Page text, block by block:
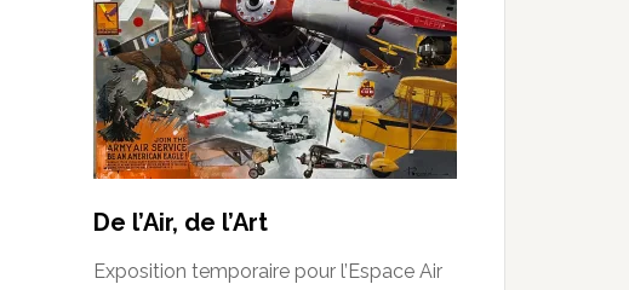
De l’Air, de l’Art
Exposition temporaire pour l’Espace Air